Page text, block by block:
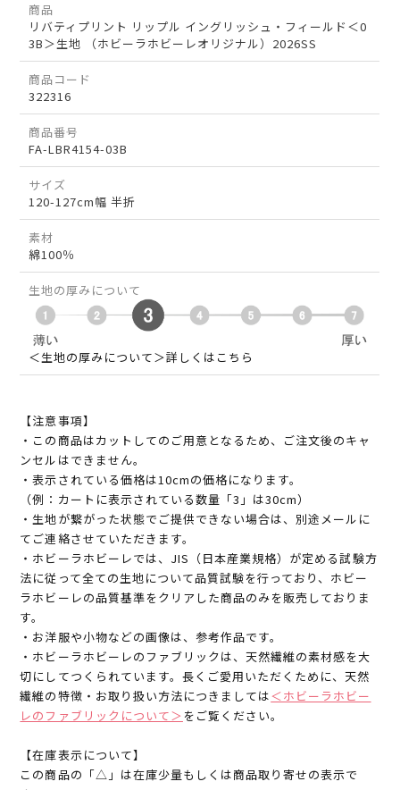
商品
リバティプリント リップル イングリッシュ・フィールド＜0
3B＞生地 （ホビーラホビーレオリジナル）2026SS
商品コード
322316
商品番号
FA-LBR4154-03B
サイズ
120-127cm幅 半折
素材
綿100％
生地の厚みについて
＜生地の厚みについて＞詳しくはこちら
【注意事項】
・この商品はカットしてのご用意となるため、ご注文後のキャ
ンセルはできません。
・表示されている価格は10cmの価格になります。
（例：カートに表示されている数量「3」は30cm）
・生地が繋がった状態でご提供できない場合は、別途メールに
てご連絡させていただきます。
・ホビーラホビーレでは、JIS（日本産業規格）が定める試験方
法に従って全ての生地について品質試験を行っており、ホビー
ラホビーレの品質基準をクリアした商品のみを販売しておりま
す。
・お洋服や小物などの画像は、参考作品です。
・ホビーラホビーレのファブリックは、天然繊維の素材感を大
切にしてつくられています。長くご愛用いただくために、天然
繊維の特徴・お取り扱い方法につきましては＜ホビーラホビー
レのファブリックについて＞ をご覧ください。
【在庫表示について】
この商品の「△」は在庫少量もしくは商品取り寄せの表示で